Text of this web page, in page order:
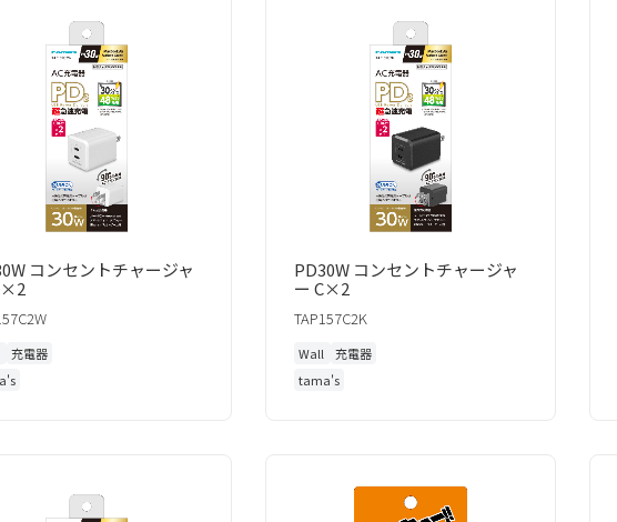
コンセントチャージャ
充電器
PD30W コンセントチャージャ
ー C×2
TAP157C2K
Wall
充電器
tama's